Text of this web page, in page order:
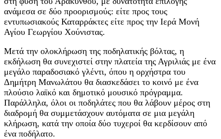
ανάμεσα σε δύο προορισμούς: είτε προς τους
εντυπωσιακούς Καταρράκτες είτε προς την Ιερά Μονή
Αγίου Γεωργίου Χούνιστας.
Μετά την ολοκλήρωση της ποδηλατικής βόλτας, η
εκδήλωση θα συνεχιστεί στην πλατεία της Αγριλιάς με ένα
μεγάλο παραδοσιακό γλέντι, όπου η ορχήστρα του
Δημήτρη Μανωλάτου θα διασκεδάσει το κοινό με ένα
πλούσιο λαϊκό και δημοτικό μουσικό πρόγραμμα.
Παράλληλα, όλοι οι ποδηλάτες που θα λάβουν μέρος στη
διαδρομή θα συμμετάσχουν αυτόματα σε μια μεγάλη
κλήρωση, κατά την οποία δύο τυχεροί θα κερδίσουν από
ένα ποδήλατο.